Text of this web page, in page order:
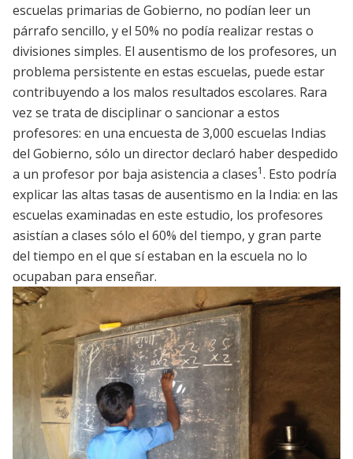
escuelas primarias de Gobierno, no podían leer un
párrafo sencillo, y el 50% no podía realizar restas o
divisiones simples. El ausentismo de los profesores, un
problema persistente en estas escuelas, puede estar
contribuyendo a los malos resultados escolares. Rara
vez se trata de disciplinar o sancionar a estos
profesores: en una encuesta de 3,000 escuelas Indias
del Gobierno, sólo un director declaró haber despedido
a un profesor por baja asistencia a clases1. Esto podría
explicar las altas tasas de ausentismo en la India: en las
escuelas examinadas en este estudio, los profesores
asistían a clases sólo el 60% del tiempo, y gran parte
del tiempo en el que sí estaban en la escuela no lo
ocupaban para enseñar.